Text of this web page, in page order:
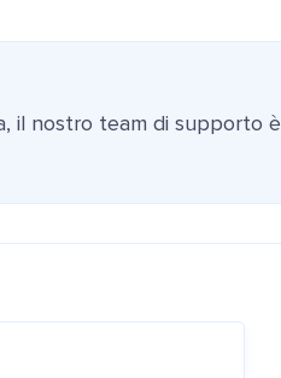
il nostro team di supporto è